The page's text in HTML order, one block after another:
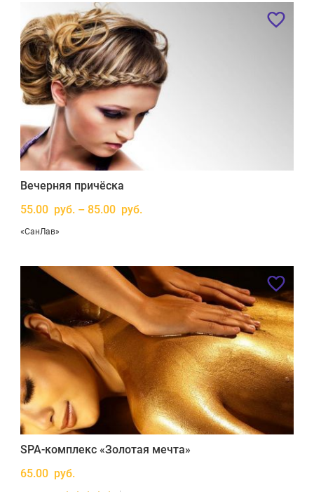
Вечерняя причёска
55.00 руб. – 85.00 руб.
«СанЛав»
SPA-комплекс «Золотая мечта»
65.00 руб.